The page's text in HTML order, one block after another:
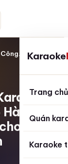
Karaoke
Trang chủ
Quán
Karaoke
Nội
các